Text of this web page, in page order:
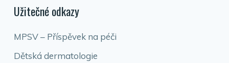
Užitečné odkazy
MPSV – Příspěvek na péči
Dětská dermatologie